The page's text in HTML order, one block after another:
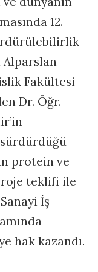
12.
Alparslan
Fakültesi
Dr. Öğr.
protein ve
teklifi ile
İş
hak kazandı.